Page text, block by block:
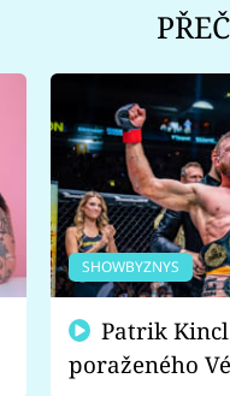
SHOWBYZNYS
poraženého